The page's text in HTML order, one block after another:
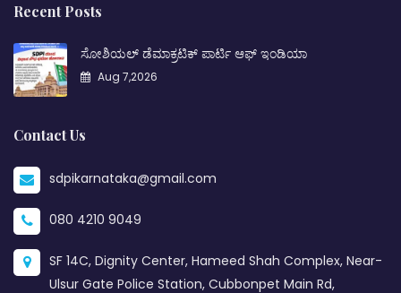
Recent Posts
ಸೋಶಿಯಲ್ ಡೆಮಾಕ್ರಟಿಕ್ ಪಾರ್ಟಿ ಆಫ್ ಇಂಡಿಯಾ
Aug 7,2026
Contact Us
sdpikarnataka@gmail.com
080 4210 9049
SF 14C, Dignity Center, Hameed Shah Complex, Near-
Ulsur Gate Police Station, Cubbonpet Main Rd,